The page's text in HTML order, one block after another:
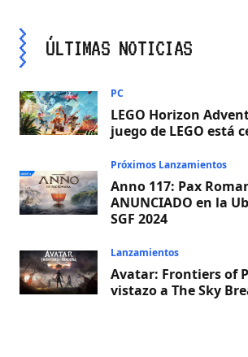
ÚLTIMAS NOTICIAS
PC
LEGO Horizon
juego de LEGO está
Próximos Lanzamientos
Anno 117: Pax
ANUNCIADO en la
SGF 2024
Lanzamientos
Avatar: Frontiers of
vistazo a The Sky